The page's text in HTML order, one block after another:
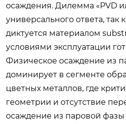
осаждения. Дилемма «PVD
универсального ответа,
диктуется материалом
условиями эксплуатации
Физическое осаждение из
доминирует в сегменте
цветных металлов, где
геометрии и отсутствие
осаждение из паровой фазы